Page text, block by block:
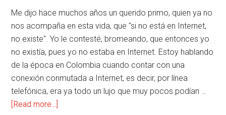
Me dijo hace muchos años un querido primo, quien ya no
nos acompaña en esta vida, que "si no está en Internet,
no existe". Yo le contesté, bromeando, que entonces yo
no existía, pues yo no estaba en Internet. Estoy hablando
de la época en Colombia cuando contar con una
conexión conmutada a Internet, es decir, por línea
telefónica, era ya todo un lujo que muy pocos podían …
[Read more...]